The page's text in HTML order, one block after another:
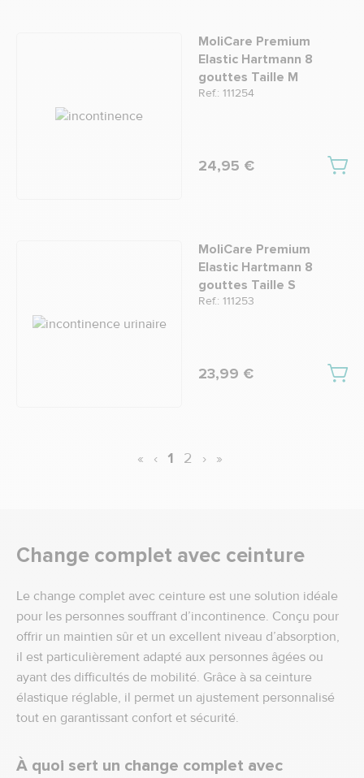
MoliCare Premium
Elastic Hartmann 8
gouttes Taille M
Ref.: 111254
24,95 €
MoliCare Premium
Elastic Hartmann 8
gouttes Taille S
Ref.: 111253
23,99 €
« ‹ 1 2 › »
Change complet avec ceinture
Le change complet avec ceinture est une solution idéale
pour les personnes souffrant d’incontinence. Conçu pour
offrir un maintien sûr et un excellent niveau d’absorption,
il est particulièrement adapté aux personnes âgées ou
ayant des difficultés de mobilité. Grâce à sa ceinture
élastique réglable, il permet un ajustement personnalisé
tout en garantissant confort et sécurité.
À quoi sert un change complet avec